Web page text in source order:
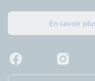
En savoir